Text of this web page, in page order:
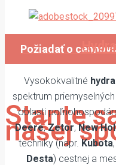
valce na
Požiadať o
Stante
našej
Vysokokvalitné
spektrum
oblasti
Deere,Zetor,New
techniky (napr. Kubota
Desta) cestnej a